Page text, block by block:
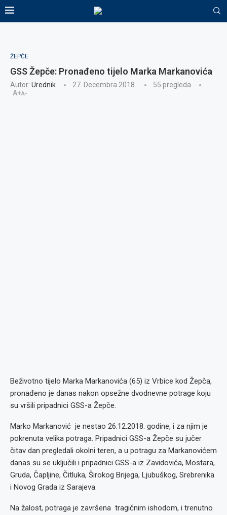
ŽEPČE
GSS Žepče: Pronađeno tijelo Marka Markanovića
Autor: Urednik 27. Decembra 2018. 55 pregleda
A+A-
Beživotno tijelo Marka Markanovića (65) iz Vrbice kod Žepča,
pronađeno je danas nakon opsežne dvodnevne potrage koju
su vršili pripadnici GSS-a Žepče.
Marko Markanović je nestao 26.12.2018. godine, i za njim je
pokrenuta velika potraga. Pripadnici GSS-a Žepče su jučer
čitav dan pregledali okolni teren, a u potragu za Markanovićem
danas su se uključili i pripadnici GSS-a iz Zavidovića, Mostara,
Gruda, Čapljine, Čitluka, Širokog Brijega, Ljubuškog, Srebrenika
i Novog Grada iz Sarajeva.
Na žalost, potraga je završena tragičnim ishodom, i trenutno